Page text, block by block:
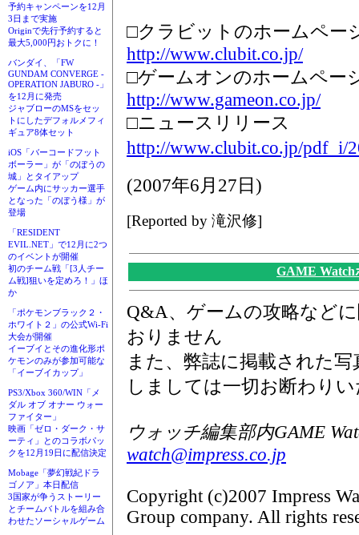
予約キャンペーンを12月
3日まで実施
Originで先行予約すると
最大5,000円おトクに！
バンダイ、「FW
GUNDAM CONVERGE -
OPERATION JABURO -」
を12月に発売
ジャブローのMSをセッ
トにしたデフォルメフィ
ギュア8体セット
iOS「バーコードフット
ボーラー」が「のぼうの
城」とタイアップ
ゲーム内にサッカー選手
となった「のぼう様」が
登場
「RESIDENT
EVIL.NET」で12月に2つ
のイベントが開催
初のチーム戦「[3人チー
ム戦]狙いを定めろ！」ほ
か
「ポケモンブラック２・
ホワイト２」の公式Wi-Fi
大会が開催
イーブイとその進化形ポ
ケモンのみが参加可能な
「イーブイカップ」
PS3/Xbox 360/WIN「メ
ダル オブ オナー ウォー
ファイター」
映画「ゼロ・ダーク・サ
ーティ」とのコラボパッ
クを12月19日に配信決定
Mobage「夢幻戦紀ドラ
ゴノア」本日配信
3国家が争うストーリー
とチームバトルを組み合
わせたソーシャルゲーム
□クラビットのホームペー
http://www.clubit.co.jp/
□ゲームオンのホームペー
http://www.gameon.co.jp/
□ニュースリリース
http://www.clubit.co.jp/pdf_i/
(2007年6月27日)
[Reported by 滝沢修]
GAME Watch
Q&A、ゲームの攻略など
おりません
また、弊誌に掲載された
しましては一切お断わり
ウォッチ編集部内GAME
watch@impress.co.jp
Copyright (c)2007 Impress
Group company. All rights